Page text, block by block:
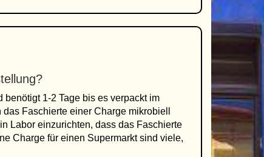
benötigt 1-2 Tage bis es verpackt im
Faschierte einer Charge mikrobiell
Labor einzurichten, dass das Faschierte
Charge für einen Supermarkt sind viele,